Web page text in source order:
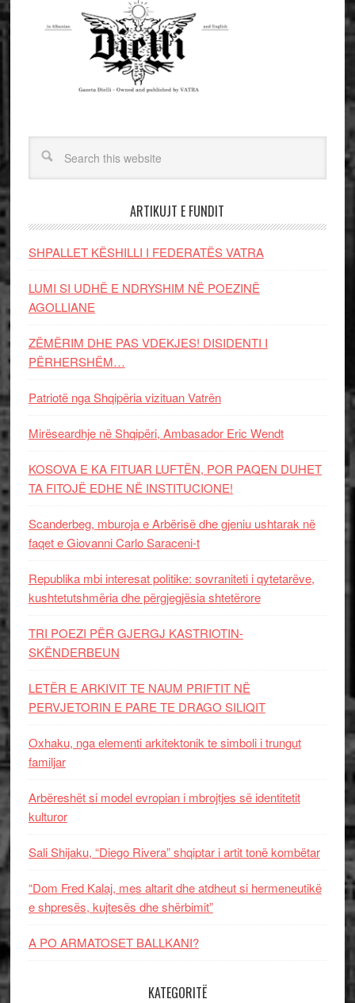
ARTIKUJT E FUNDIT
SHPALLET KËSHILLI I FEDERATËS VATRA
LUMI SI UDHË E NDRYSHIM NË POEZINË
AGOLLIANE
ZËMËRIM DHE PAS VDEKJES! DISIDENTI I
PËRHERSHËM…
Patriotë nga Shqipëria vizituan Vatrën
Mirëseardhje në Shqipëri, Ambasador Eric Wendt
KOSOVA E KA FITUAR LUFTËN, POR PAQEN DUHET
TA FITOJË EDHE NË INSTITUCIONE!
Scanderbeg, mburoja e Arbërisë dhe gjeniu ushtarak në
faqet e Giovanni Carlo Saraceni-t
Republika mbi interesat politike: sovraniteti i qytetarëve,
kushtetutshmëria dhe përgjegjësia shtetërore
TRI POEZI PËR GJERGJ KASTRIOTIN-
SKËNDERBEUN
LETËR E ARKIVIT TE NAUM PRIFTIT NË
PERVJETORIN E PARE TE DRAGO SILIQIT
Oxhaku, nga elementi arkitektonik te simboli i trungut
familjar
Arbëreshët si model evropian i mbrojtjes së identitetit
kulturor
Sali Shijaku, “Diego Rivera” shqiptar i artit tonë kombëtar
“Dom Fred Kalaj, mes altarit dhe atdheut si hermeneutikë
e shpresës, kujtesës dhe shërbimit”
A PO ARMATOSET BALLKANI?
KATEGORITË